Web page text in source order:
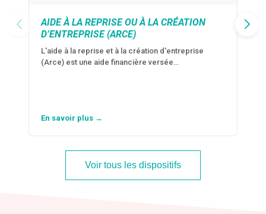
AIDE À LA REPRISE OU À LA CRÉATION
D’ENTREPRISE (ARCE)
L'aide à la reprise et à la création d'entreprise
(Arce) est une aide financière versée…
En savoir plus →
Voir tous les dispositifs